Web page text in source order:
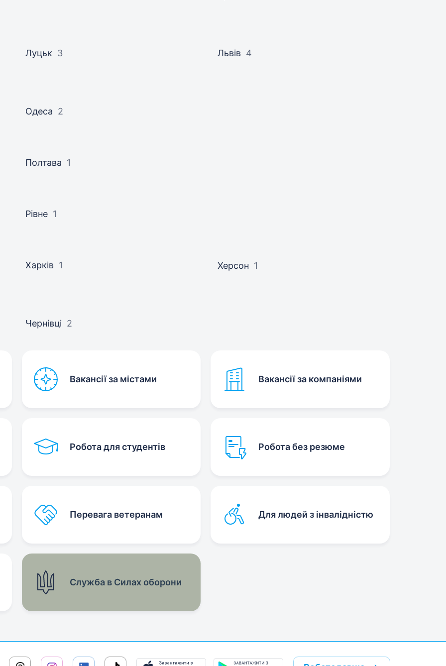
Луцьк 3 Львів 4
Одеса 2
Полтава 1
Рівне 1
Харків 1 Херсон 1
Чернівці 2
Вакансії за містами Вакансії за компаніями
Робота для студентів Робота без резюме
Перевага ветеранам Для людей з інвалідністю
Служба в Силах оборони